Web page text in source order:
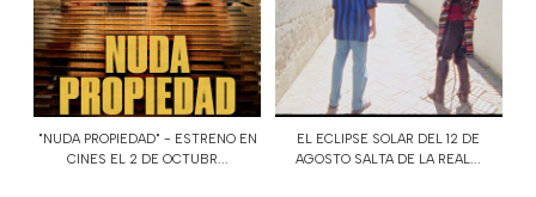
"NUDA PROPIEDAD" - ESTRENO EN
CINES EL 2 DE OCTUBR...
EL ECLIPSE SOLAR DEL 12 DE
AGOSTO SALTA DE LA REAL...